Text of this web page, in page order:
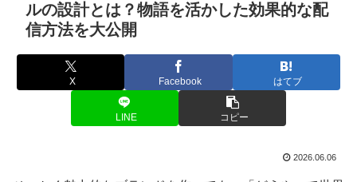
ルの設計とは？物語を活かした効果的な配
信方法を大公開
X Facebook はてブ
LINE コピー
2026.06.06